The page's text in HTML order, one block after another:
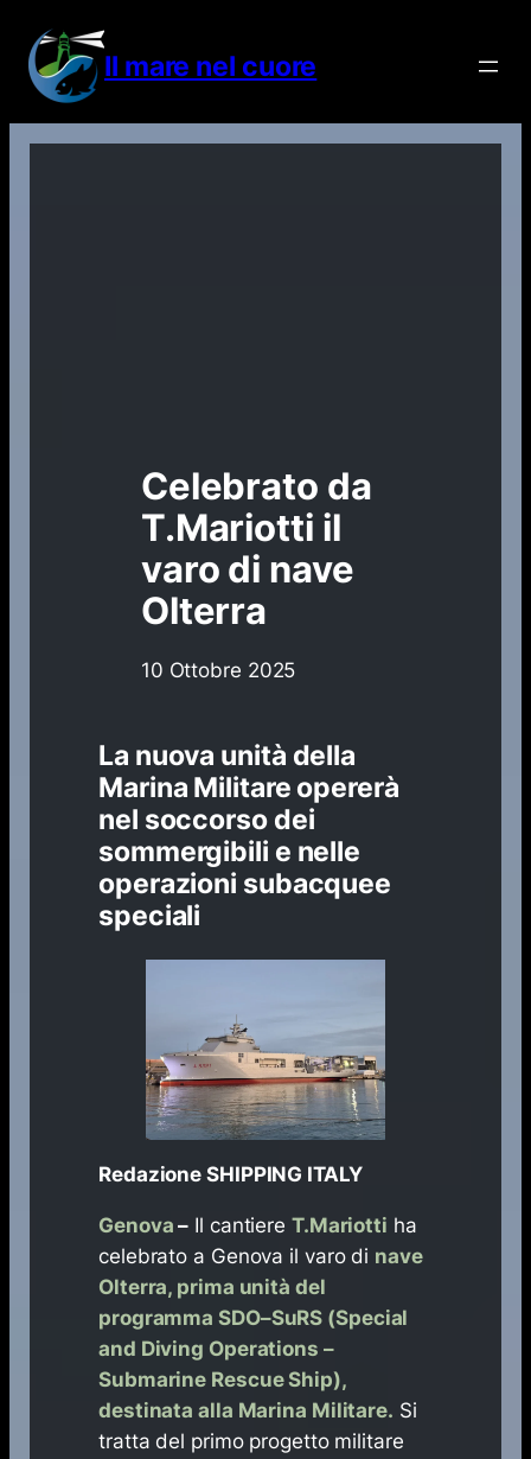
contenuto
Il mare nel cuore
Celebrato da
T.Mariotti il
varo di nave
Olterra
10 Ottobre 2025
La nuova unità della
Marina Militare opererà
nel soccorso dei
sommergibili e nelle
operazioni subacquee
speciali
Redazione SHIPPING ITALY
Genova – Il cantiere T.Mariotti ha
celebrato a Genova il varo di nave
Olterra, prima unità del
programma SDO–SuRS (Special
and Diving Operations –
Submarine Rescue Ship),
destinata alla Marina Militare. Si
tratta del primo progetto militare